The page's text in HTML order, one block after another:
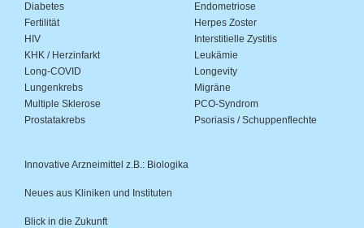
Diabetes
Endometriose
Fertilität
Herpes Zoster
HIV
Interstitielle Zystitis
KHK / Herzinfarkt
Leukämie
Long-COVID
Longevity
Lungenkrebs
Migräne
Multiple Sklerose
PCO-Syndrom
Prostatakrebs
Psoriasis / Schuppenflechte
Innovative Arzneimittel z.B.: Biologika
Neues aus Kliniken und Instituten
Blick in die Zukunft